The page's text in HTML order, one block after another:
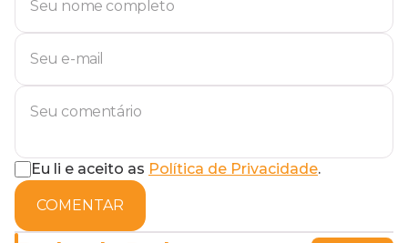
Eu li e aceito as Política de Privacidade.
COMENTAR